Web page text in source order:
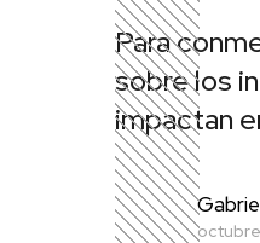
Para
sobre los
impactan